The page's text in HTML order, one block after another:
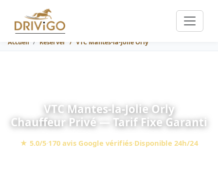
Accueil Réserver VTC Mantes-la-Jolie Orly
VTC Mantes-la-Jolie Orly
Chauffeur Privé — Tarif Fixe Garanti
★ 5.0/5·170 avis Google vérifiés·Disponible 24h/24